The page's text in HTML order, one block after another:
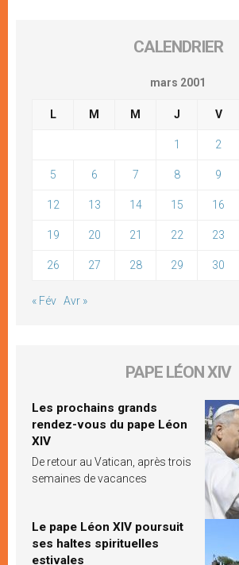
CALENDRIER
mars 2001
L M M J V
1 2
5 6 7 8 9
12 13 14 15 16
19 20 21 22 23
26 27 28 29 30
« Fév Avr »
PAPE LÉON XIV
Les prochains grands
rendez-vous du pape Léon
XIV
De retour au Vatican, après trois
semaines de vacances
Le pape Léon XIV poursuit
ses haltes spirituelles
estivales